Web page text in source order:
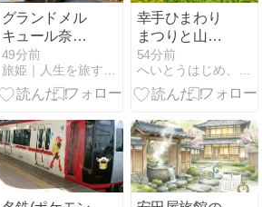
グランドメル
キュール奈良
橿原の魅力
は？客室・温
泉・アクセ
紹介
49分前
旅姫｜人生を旅するすべての人のお供に
幸手ひまわり
まつりと山田
うどん
54分前
へいとうはじめ、何処へ行く？